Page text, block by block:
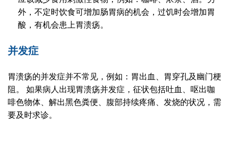
外，不定时饮食可增加肠胃病的机会，过饥时会增加胃
酸，有机会患上胃溃疡。
并发症
胃溃疡的并发症并不常见，例如：胃出血、胃穿孔及幽门梗
阻。 如果病人出现胃溃疡并发症，征状包括吐血、呕出咖
啡色物体、解出黑色粪便、腹部持续疼痛、发烧的状况，需
要及时求诊。